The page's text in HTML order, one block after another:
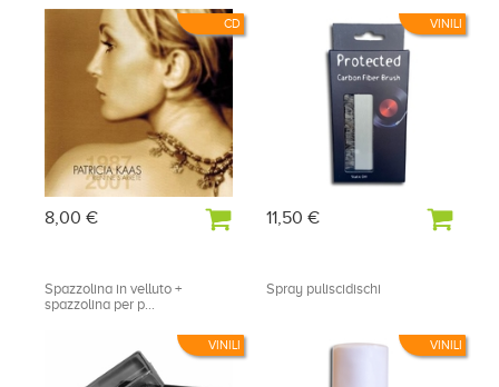
CD
8,00 €
VINILI
11,50 €
VINILI
Spazzolina in velluto +
spazzolina per p...
VINILI
Spray puliscidischi